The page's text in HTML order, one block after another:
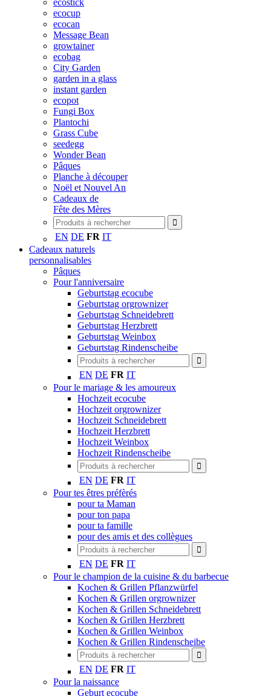
ecostick
ecocup
ecocan
Message Bean
growtainer
ecobag
City Garden
garden in a glass
instant garden
ecopot
Fungi Box
Plantochi
Grass Cube
seedegg
Wonder Bean
Pâques
Planche à découper
Noël et Nouvel An
Cadeaux de
Fête des Mères
EN DE FR IT
Cadeaux naturels
personnalisables
Pâques
Pour l'anniversaire
Geburtstag ecocube
Geburtstag orgrownizer
Geburtstag Schneidebrett
Geburtstag Herzbrett
Geburtstag Weinbox
Geburtstag Rindenscheibe
EN DE FR IT
Pour le mariage & les amoureux
Hochzeit ecocube
Hochzeit orgrownizer
Hochzeit Schneidebrett
Hochzeit Herzbrett
Hochzeit Weinbox
Hochzeit Rindenscheibe
EN DE FR IT
Pour tes êtres préfèrés
pour ta Maman
pour ton papa
pour ta famille
pour des amis et des collègues
EN DE FR IT
Pour le champion de la cuisine & du barbecue
Kochen & Grillen Pflanzwürfel
Kochen & Grillen orgrownizer
Kochen & Grillen Schneidebrett
Kochen & Grillen Herzbrett
Kochen & Grillen Weinbox
Kochen & Grillen Rindenscheibe
EN DE FR IT
Pour la naissance
Geburt ecocube